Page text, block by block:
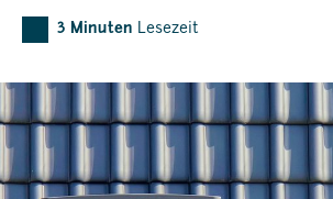
3 Minuten Lesezeit